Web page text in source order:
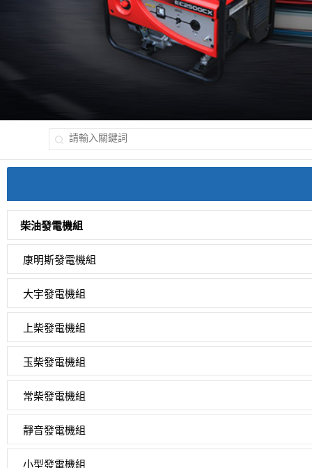
柴油發電機組
康明斯發電機組
大宇發電機組
上柴發電機組
玉柴發電機組
常柴發電機組
靜音發電機組
小型發電機組